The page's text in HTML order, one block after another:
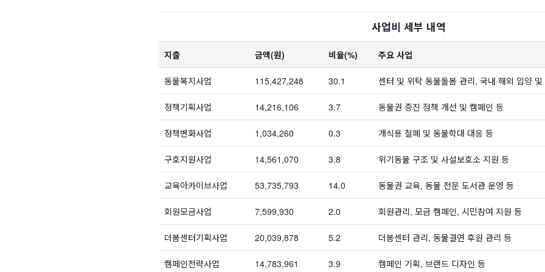
사업비 세부 내역
지출 금액(원) 비율(%) 주요 사업
동물복지사업 115,427,248 30.1 센터 및 위탁 동물돌봄 관리, 국내·해외 입양
정책기획사업 14,216,106 3.7 동물권 증진 정책 개선 및 캠페인 등
정책변화사업 1,034,260 0.3 개식용 철폐 및 동물학대 대응 등
구호지원사업 14,561,070 3.8 위기동물 구조 및 사설보호소 지원 등
교육아카이브사업 53,735,793 14.0 동물권 교육, 동물 전문 도서관 운영 등
회원모금사업 7,599,930 2.0 회원관리, 모금 캠페인, 시민참여 지원 등
더봄센터기획사업 20,039,878 5.2 더봄센터 관리, 동물결연 후원 관리 등
캠페인전략사업 14,783,961 3.9 캠페인 기획, 브랜드 디자인 등